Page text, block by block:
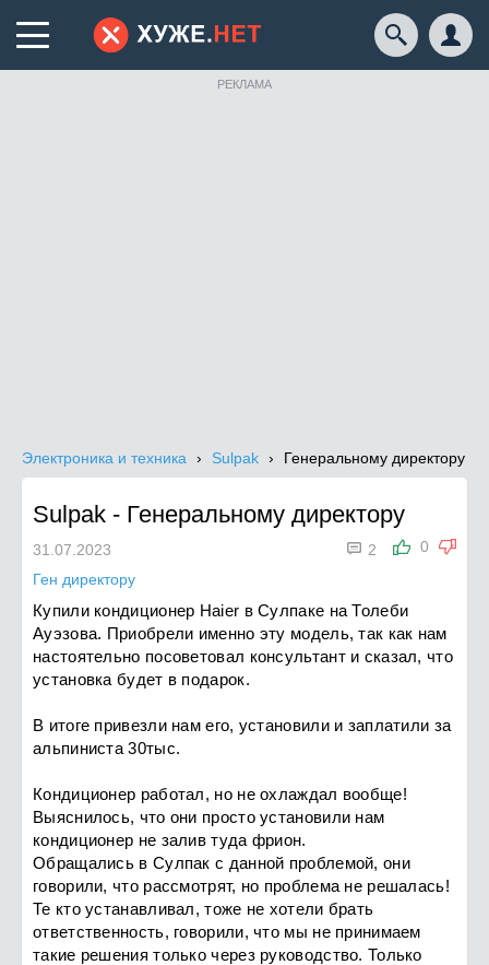
РЕКЛАМА
Электроника и техника Sulpak Генеральному директору
Sulpak - Генеральному директору
0
 2
31.07.2023
Ген директору
Купили кондиционер Haier в Сулпаке на Толеби
Ауэзова. Приобрели именно эту модель, так как нам
настоятельно посоветовал консультант и сказал, что
установка будет в подарок.
В итоге привезли нам его, установили и заплатили за
альпиниста 30тыс.
Кондиционер работал, но не охлаждал вообще!
Выяснилось, что они просто установили нам
кондиционер не залив туда фрион.
Обращались в Сулпак с данной проблемой, они
говорили, что рассмотрят, но проблема не решалась!
Те кто устанавливал, тоже не хотели брать
ответственность, говорили, что мы не принимаем
такие решения только через руководство. Только